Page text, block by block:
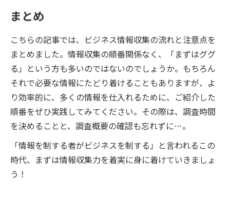
まとめ
こちらの記事では、ビジネス情報収集の流れと注意点を
まとめました。情報収集の順番関係なく、「まずはググ
る」という方も多いのではないのでしょうか。もちろん
それで必要な情報にたどり着けることもありますが、よ
り効率的に、多くの情報を仕入れるために、ご紹介した
順番をぜひ実践してみてください。その際は、調査時間
を決めることと、調査概要の確認も忘れずに…。
「情報を制する者がビジネスを制する」と言われるこの
時代、まずは情報収集力を着実に身に着けていきましょ
う！